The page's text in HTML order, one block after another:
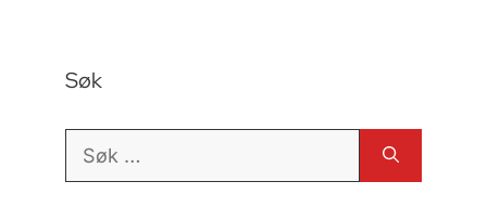
Søk
Søk